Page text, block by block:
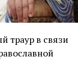
траур в связи